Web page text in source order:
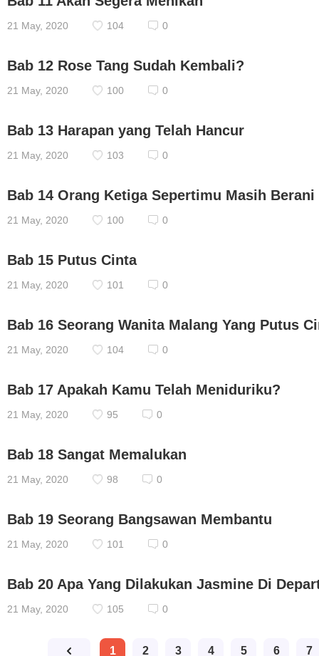
21 May, 2020 104 0
Bab 12 Rose Tang Sudah Kembali?
21 May, 2020 100 0
Bab 13 Harapan yang Telah Hancur
21 May, 2020 103 0
Bab 14 Orang Ketiga Sepertimu Masih
21 May, 2020 100 0
Bab 15 Putus Cinta
21 May, 2020 101 0
Bab 16 Seorang Wanita Malang Yang Putus
21 May, 2020 104 0
Bab 17 Apakah Kamu Telah Meniduriku?
21 May, 2020 95 0
Bab 18 Sangat Memalukan
21 May, 2020 98 0
Bab 19 Seorang Bangsawan Membantu
21 May, 2020 101 0
Bab 20 Apa Yang Dilakukan Jasmine Di
21 May, 2020 105 0
1 2 3 4 5 6 7